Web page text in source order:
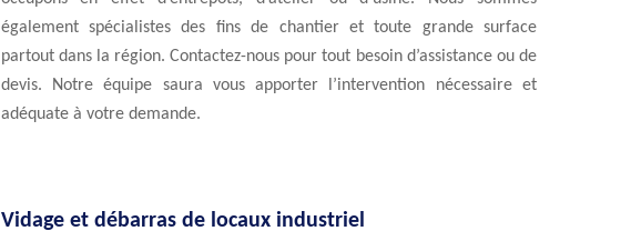
également spécialistes des fins de chantier et toute grande surface
partout dans la région. Contactez-nous pour tout besoin d’assistance ou de
devis. Notre équipe saura vous apporter l’intervention nécessaire et
adéquate à votre demande.
Vidage et débarras de locaux industriel